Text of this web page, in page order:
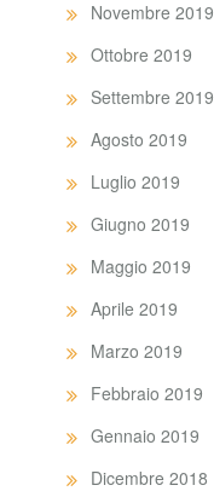
Novembre 2019
Ottobre 2019
Settembre 2019
Agosto 2019
Luglio 2019
Giugno 2019
Maggio 2019
Aprile 2019
Marzo 2019
Febbraio 2019
Gennaio 2019
Dicembre 2018